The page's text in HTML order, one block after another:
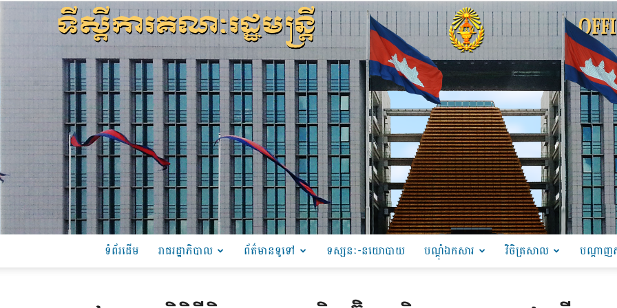
ទំព័រដើម រាជរដ្ឋាភិបាល ព័ត៌មានទូទៅ ទស្សនៈ-នយោបាយ បណ្ដុំឯកសារ វិចិត្រសាល បណ្តាញ